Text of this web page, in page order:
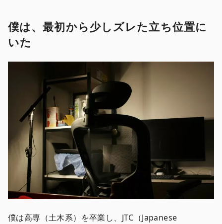
僕は、最初から少しズレた立ち位置に
いた
僕は高専（土木系）を卒業し、JTC（Japanese